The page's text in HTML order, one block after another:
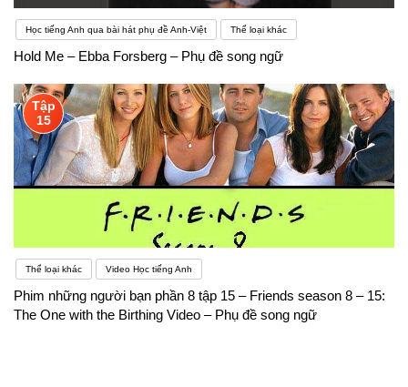
Học tiếng Anh qua bài hát phụ đề Anh-Việt Thể loại khác
Hold Me – Ebba Forsberg – Phụ đề song ngữ
Tập
15
Thể loại khác Video Học tiếng Anh
Phim những người bạn phần 8 tập 15 – Friends season 8 – 15:
The One with the Birthing Video – Phụ đề song ngữ